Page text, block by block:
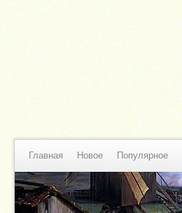
Главная Новое Популярное